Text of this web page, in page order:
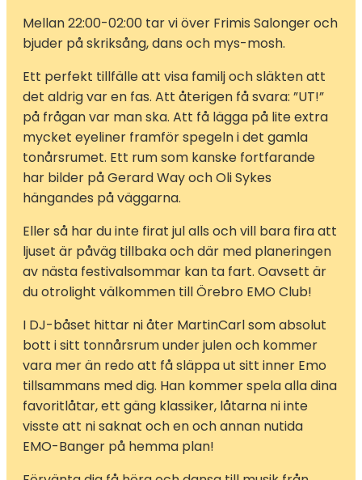
Mellan 22:00-02:00 tar vi över Frimis Salonger och
bjuder på skriksång, dans och mys-mosh.
Ett perfekt tillfälle att visa familj och släkten att
det aldrig var en fas. Att återigen få svara: ”UT!”
på frågan var man ska. Att få lägga på lite extra
mycket eyeliner framför spegeln i det gamla
tonårsrumet. Ett rum som kanske fortfarande
har bilder på Gerard Way och Oli Sykes
hängandes på väggarna.
Eller så har du inte firat jul alls och vill bara fira att
ljuset är påväg tillbaka och där med planeringen
av nästa festivalsommar kan ta fart. Oavsett är
du otrolight välkommen till Örebro EMO Club!
I DJ-båset hittar ni åter MartinCarl som absolut
bott i sitt tonnårsrum under julen och kommer
vara mer än redo att få släppa ut sitt inner Emo
tillsammans med dig. Han kommer spela alla dina
favoritlåtar, ett gäng klassiker, låtarna ni inte
visste att ni saknat och en och annan nutida
EMO-Banger på hemma plan!